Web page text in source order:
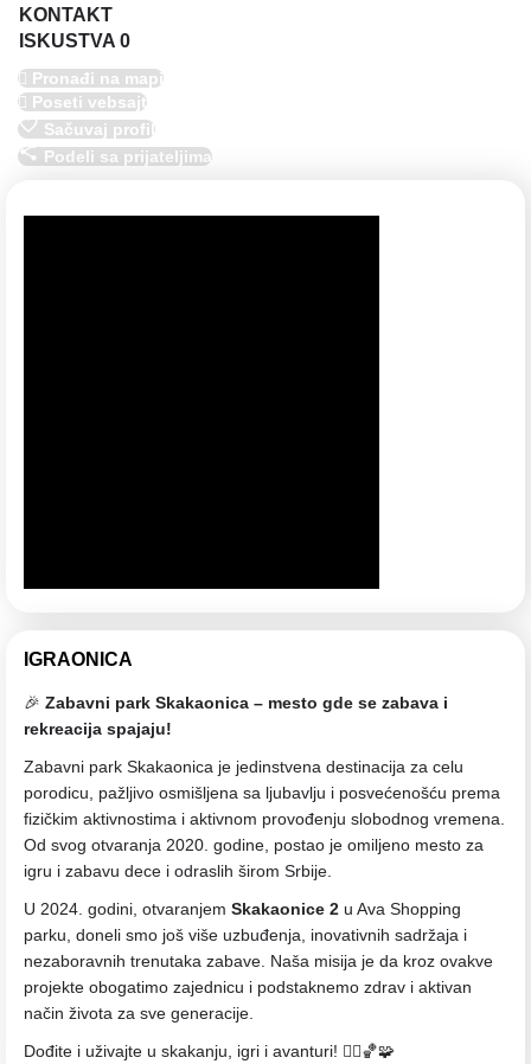
KONTAKT
ISKUSTVA 0
Pronađi na mapi
Poseti vebsajt
Sačuvaj profil
Podeli sa prijateljima
IGRAONICA
🎉 Zabavni park Skakaonica – mesto gde se zabava i
rekreacija spajaju!
Zabavni park Skakaonica je jedinstvena destinacija za celu
porodicu, pažljivo osmišljena sa ljubavlju i posvećenošću prema
fizičkim aktivnostima i aktivnom provođenju slobodnog vremena.
Od svog otvaranja 2020. godine, postao je omiljeno mesto za
igru i zabavu dece i odraslih širom Srbije.
U 2024. godini, otvaranjem Skakaonice 2 u Ava Shopping
parku, doneli smo još više uzbuđenja, inovativnih sadržaja i
nezaboravnih trenutaka zabave. Naša misija je da kroz ovakve
projekte obogatimo zajednicu i podstaknemo zdrav i aktivan
način života za sve generacije.
Dođite i uživajte u skakanju, igri i avanturi! 🤸‍♂️🏀🧩